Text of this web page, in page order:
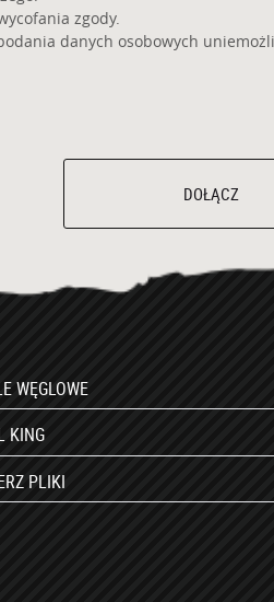
zgody.
danych osobowych
DOŁĄCZ
WĘGLOWE
KING
PLIKI